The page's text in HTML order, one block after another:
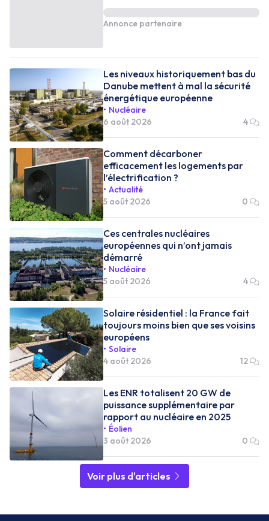
Annonce partenaire
Les niveaux historiquement bas du
Danube mettent à mal la sécurité
énergétique européenne
Nucléaire
6 août 2026
4
Comment décarboner
efficacement les logements par
l’électrification ?
Actualité
5 août 2026
0
Ces centrales nucléaires
européennes qui n’ont jamais
démarré
Nucléaire
5 août 2026
4
Solaire résidentiel : la France fait
toujours moins bien que ses voisins
européens
Solaire
4 août 2026
12
Les ENR totalisent 20 GW de
puissance supplémentaire par
rapport au nucléaire en 2025
Éolien
3 août 2026
0
Voir plus d'articles